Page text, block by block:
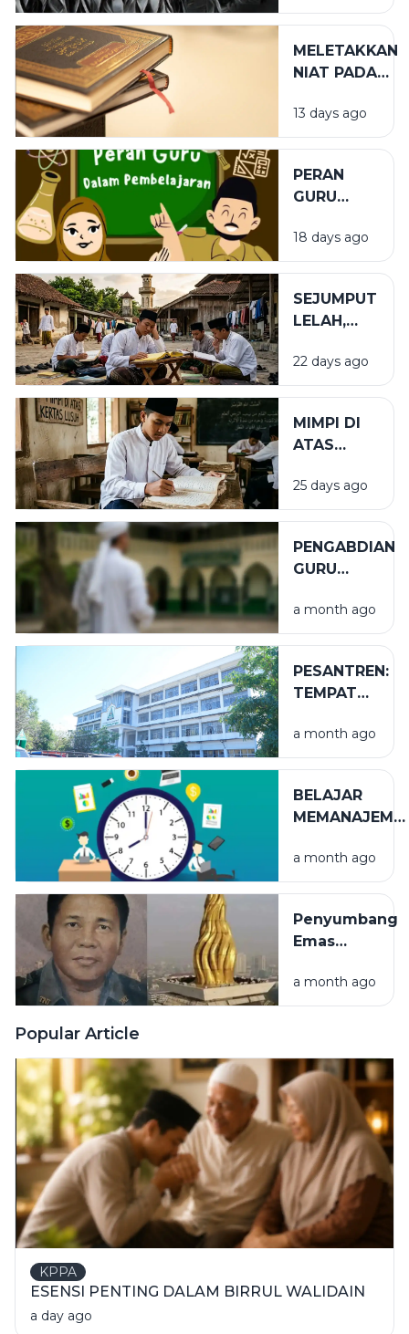
MELETAKKAN
NIAT PADA
YANG TEPAT
13 days ago
PERAN
GURU
PENDIDIKAN
18 days ago
SEJUMPUT
LELAH,
BARAKAH
22 days ago
MIMPI DI
ATAS
LUSUH
25 days ago
PENGABDIAN
GURU
a month ago
PESANTREN:
TEMPAT
YANG TAK
TERLIHAT
a month ago
BELAJAR
a month ago
Penyumbang
Emas
Puncak
Monumen
a month ago
Popular Article
KPPA
ESENSI PENTING DALAM BIRRUL WALIDAIN
a day ago